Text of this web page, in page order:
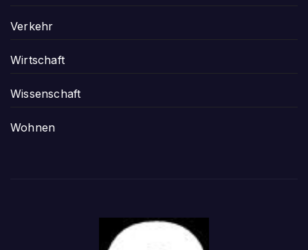
Verkehr
Wirtschaft
Wissenschaft
Wohnen